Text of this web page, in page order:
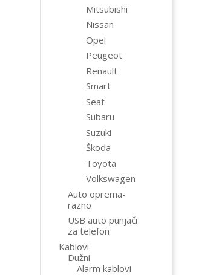
Mitsubishi
Nissan
Opel
Peugeot
Renault
Smart
Seat
Subaru
Suzuki
Škoda
Toyota
Volkswagen
Auto oprema-
razno
USB auto punjači
za telefon
Kablovi
Dužni
Alarm kablovi